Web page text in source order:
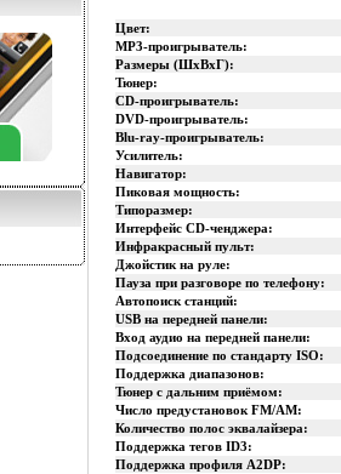
Цвет:
MP3-проигрыватель:
Размеры (ШхВхГ):
Тюнер:
CD-проигрыватель:
DVD-проигрыватель:
Blu-ray-проигрыватель:
Усилитель:
Навигатор:
Пиковая мощность:
Типоразмер:
Интерфейс CD-ченджера:
Инфракрасный пульт:
Джойстик на руле:
Пауза при разговоре по телефону:
Автопоиск станций:
USB на передней панели:
Вход аудио на передней панели:
Подсоединение по стандарту ISO:
Поддержка диапазонов:
Тюнер с дальним приёмом:
Число предустановок FM/AM:
Количество полос эквалайзера:
Поддержка тегов ID3:
Поддержка профиля A2DP: